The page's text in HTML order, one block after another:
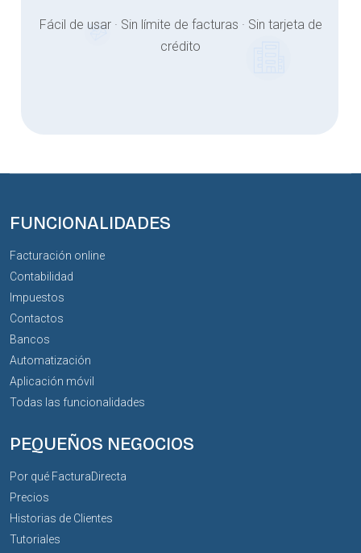
Fácil de usar · Sin límite de facturas · Sin tarjeta de
crédito
FUNCIONALIDADES
Facturación online
Contabilidad
Impuestos
Contactos
Bancos
Automatización
Aplicación móvil
Todas las funcionalidades
PEQUEÑOS NEGOCIOS
Por qué FacturaDirecta
Precios
Historias de Clientes
Tutoriales